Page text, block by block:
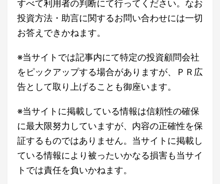
すべて利用者の判断にて行ってください。なお
投資方法・助言に関するお問い合わせには一切
お答えできかねます。
※当サイトでは記事内にて特定の投資顧問会社
をピックアップする場合がありますが、ＰＲ広
告として取り上げることも御座います。
※当サイトに掲載している情報は信頼性の確保
に最大限努力していますが、内容の正確性を保
証するものではありません。当サイトに掲載し
ている情報により被ったいかなる損害も当サイ
トでは責任を負いかねます。